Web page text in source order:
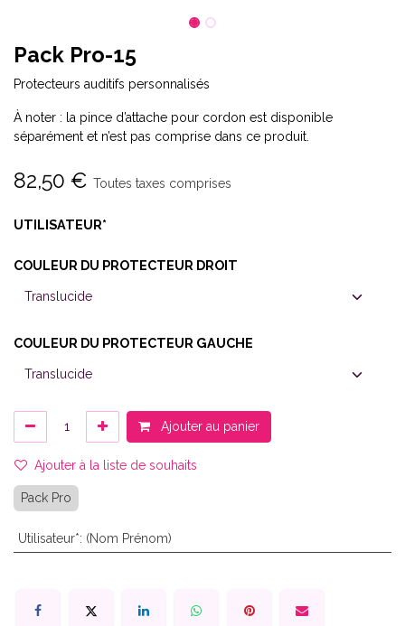
Pack Pro-15
Protecteurs auditifs personnalisés
À noter : la pince d’attache pour cordon est disponible
séparément et n’est pas comprise dans ce produit.
82,50 € Toutes taxes comprises
UTILISATEUR*
COULEUR DU PROTECTEUR DROIT
COULEUR DU PROTECTEUR GAUCHE
Ajouter au panier
Ajouter à la liste de souhaits
Pack Pro
Utilisateur*: (Nom Prénom)